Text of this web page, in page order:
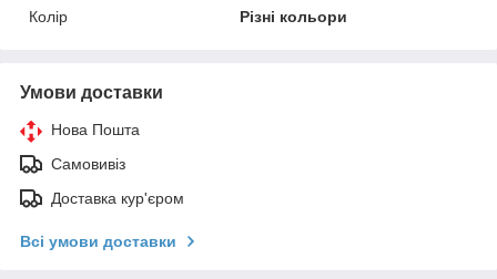
Колір
Різні кольори
Умови доставки
Нова Пошта
Самовивіз
Доставка кур'єром
Всі умови доставки